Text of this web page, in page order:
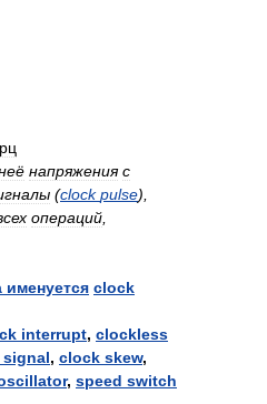
напряжения с
(clock pulse),
операций
именуется clock
interrupt, clockless
signal, clock skew,
, speed switch